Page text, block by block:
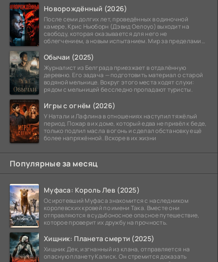
Новорождённый (2026)
После семи долгих лет, проведённых в одиночной
камере, Крис Ньюборн (Дэвид Оелоуо) выходит на
свободу, которая оказывается для него не
облегчением, а новым испытанием. Мир за пределами
Обычаи (2025)
Журналист из Белграда приезжает в отдалённую
деревню. Его задача — подготовить материал о старой
водяной мельнице. Вокруг этого места ходят слухи:
рядом с мельницей бесследно пропадают туристы.
Игры с огнём (2026)
У Натали и Лафлина в отношениях наступил тяжёлый
период. Пожар в их доме, который едва не привёл к беде,
только подлил масла в огонь и сделал обстановку ещё
более напряжённой. Вскоре в их жизни
Популярные за месяц
Муфаса: Король Лев (2025)
Осиротевший Муфаса знакомится с наследником
королевских кровей по имени Така. Вместе они
отправляются в судьбоносное опасное путешествие,
которое проверит их дружбу на прочность.
Хищник: Планета смерти (2025)
Хищник Дек, изгнанный из клана, отправляется на
опасную планету Калиск. Он стремится доказать